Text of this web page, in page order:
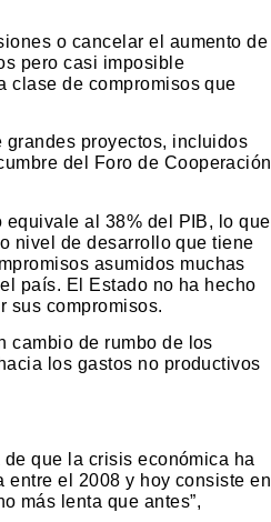
o cancelar el aumento de
pero casi imposible
clase de compromisos que
grandes proyectos, incluidos
del Foro de Cooperación
al 38% del PIB, lo que
nivel de desarrollo que tiene
asumidos muchas
país. El Estado no ha hecho
sus compromisos.
cambio de rumbo de los
los gastos no productivos
que la crisis económica ha
el 2008 y hoy consiste en
más lenta que antes”,